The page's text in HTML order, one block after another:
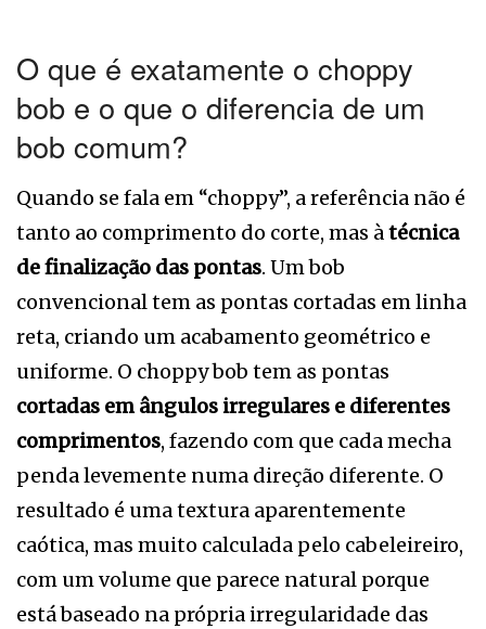
O que é exatamente o choppy
bob e o que o diferencia de um
bob comum?
Quando se fala em “choppy”, a referência não é
tanto ao comprimento do corte, mas àtécnica
de finalização das pontas. Um bob
convencional tem as pontas cortadas em linha
reta, criando um acabamento geométrico e
uniforme. O choppy bob tem as pontas
cortadas em ângulos irregulares e diferentes
comprimentos, fazendo com que cada mecha
penda levemente numa direção diferente. O
resultado é uma textura aparentemente
caótica, mas muito calculada pelo cabeleireiro,
com um volume que parece natural porque
está baseado na própria irregularidade das